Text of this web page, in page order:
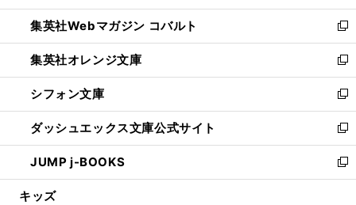
開
く
ウ
で
開
く
ン
ド
ウ
で
開
く
ウ
ィ
ン
ド
ウ
で
開
く
集英社Webマガジン コバルト
新
し
い
ウ
ィ
ン
ド
ウ
で
開
集英社オレンジ文庫
新
し
い
ウ
ィ
ン
ド
ウ
シフォン文庫
新
し
い
ウ
ィ
ン
ダッシュエックス文庫公式サイト
新
し
い
ウ
JUMP j-BOOKS
新
し
キッズ